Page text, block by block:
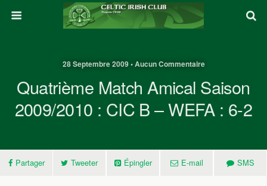
28 Septembre 2009 • Aucun Commentaire
Quatrième Match Amical Saison
2009/2010 : CIC B – WEFA : 6-2
Partager Tweeter Épingler E-mail SMS